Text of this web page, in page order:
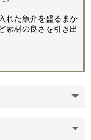
れた魚介を盛るまか
素材の良さを引き出